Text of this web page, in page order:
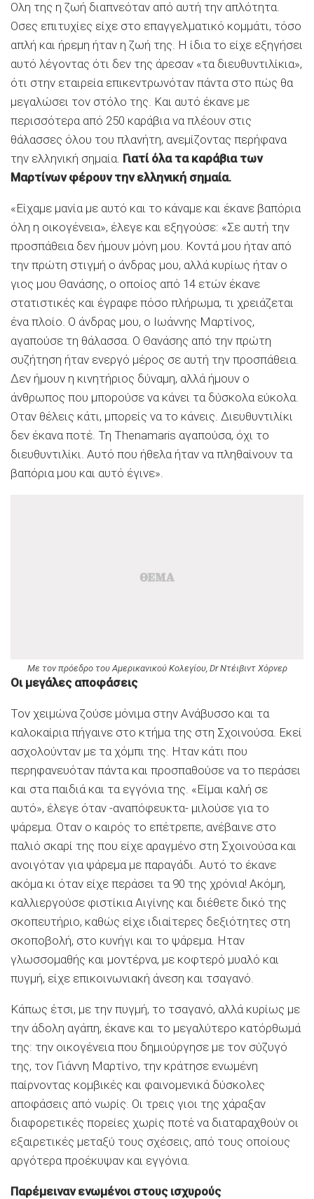
Ολη της η ζωή διαπνεόταν από αυτή την απλότητα.
Οσες επιτυχίες είχε στο επαγγελματικό κομμάτι, τόσο
απλή και ήρεμη ήταν η ζωή της. Η ίδια το είχε εξηγήσει
αυτό λέγοντας ότι δεν της άρεσαν «τα διευθυντιλίκια»,
ότι στην εταιρεία επικεντρωνόταν πάντα στο πώς θα
μεγαλώσει τον στόλο της. Και αυτό έκανε με
περισσότερα από 250 καράβια να πλέουν στις
θάλασσες όλου του πλανήτη, ανεμίζοντας περήφανα
την ελληνική σημαία. Γιατί όλα τα καράβια των
Μαρτίνων φέρουν την ελληνική σημαία.
«Είχαμε μανία με αυτό και το κάναμε και έκανε βαπόρια
όλη η οικογένεια», έλεγε και εξηγούσε: «Σε αυτή την
προσπάθεια δεν ήμουν μόνη μου. Κοντά μου ήταν από
την πρώτη στιγμή ο άνδρας μου, αλλά κυρίως ήταν ο
γιος μου Θανάσης, ο οποίος από 14 ετών έκανε
στατιστικές και έγραφε πόσο πλήρωμα, τι χρειάζεται
ένα πλοίο. Ο άνδρας μου, ο Ιωάννης Μαρτίνος,
αγαπούσε τη θάλασσα. Ο Θανάσης από την πρώτη
συζήτηση ήταν ενεργό μέρος σε αυτή την προσπάθεια.
Δεν ήμουν η κινητήριος δύναμη, αλλά ήμουν ο
άνθρωπος που μπορούσε να κάνει τα δύσκολα εύκολα.
Οταν θέλεις κάτι, μπορείς να το κάνεις. Διευθυντιλίκι
δεν έκανα ποτέ. Τη Thenamaris αγαπούσα, όχι το
διευθυντιλίκι. Αυτό που ήθελα ήταν να πληθαίνουν τα
βαπόρια μου και αυτό έγινε».
Με τον πρόεδρο του Αμερικανικού Κολεγίου, Dr Ντέιβιντ Χόρνερ
Οι μεγάλες αποφάσεις
Τον χειμώνα ζούσε μόνιμα στην Ανάβυσσο και τα
καλοκαίρια πήγαινε στο κτήμα της στη Σχοινούσα. Εκεί
ασχολούνταν με τα χόμπι της. Ηταν κάτι που
περηφανευόταν πάντα και προσπαθούσε να το περάσει
και στα παιδιά και τα εγγόνια της. «Είμαι καλή σε
αυτό», έλεγε όταν -αναπόφευκτα- μιλούσε για το
ψάρεμα. Οταν ο καιρός το επέτρεπε, ανέβαινε στο
παλιό σκαρί της που είχε αραγμένο στη Σχοινούσα και
ανοιγόταν για ψάρεμα με παραγάδι. Αυτό το έκανε
ακόμα κι όταν είχε περάσει τα 90 της χρόνια! Ακόμη,
καλλιεργούσε φιστίκια Αιγίνης και διέθετε δικό της
σκοπευτήριο, καθώς είχε ιδιαίτερες δεξιότητες στη
σκοποβολή, στο κυνήγι και το ψάρεμα. Ηταν
γλωσσομαθής και μοντέρνα, με κοφτερό μυαλό και
πυγμή, είχε επικοινωνιακή άνεση και τσαγανό.
Κάπως έτσι, με την πυγμή, το τσαγανό, αλλά κυρίως με
την άδολη αγάπη, έκανε και το μεγαλύτερο κατόρθωμά
της: την οικογένεια που δημιούργησε με τον σύζυγό
της, τον Γιάννη Μαρτίνο, την κράτησε ενωμένη
παίρνοντας κομβικές και φαινομενικά δύσκολες
αποφάσεις από νωρίς. Οι τρεις γιοι της χάραξαν
διαφορετικές πορείες χωρίς ποτέ να διαταραχθούν οι
εξαιρετικές μεταξύ τους σχέσεις, από τους οποίους
αργότερα προέκυψαν και εγγόνια.
Παρέμειναν ενωμένοι στους ισχυρούς